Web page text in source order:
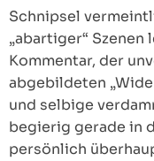
Schnipsel
„abartiger“
Kommentar, der
abgebildeten
und selbige
begierig gerade in
persönlich